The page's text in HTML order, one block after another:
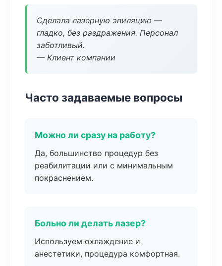
Сделала лазерную эпиляцию —
гладко, без раздражения. Персонал
заботливый.
— Клиент компании
Часто задаваемые вопросы
Можно ли сразу на работу?
Да, большинство процедур без
реабилитации или с минимальным
покраснением.
Больно ли делать лазер?
Используем охлаждение и
анестетики, процедура комфортная.